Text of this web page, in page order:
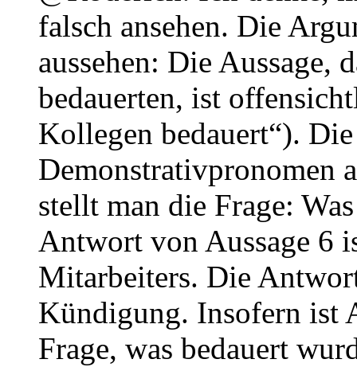
falsch ansehen. Die
aussehen: Die Aussage,
bedauerten, ist
Kollegen bedauert“).
Demonstrativpronomen
stellt man die Frage:
Antwort von Aussage 6
Mitarbeiters. Die
Kündigung. Insofern ist
Frage, was bedauert